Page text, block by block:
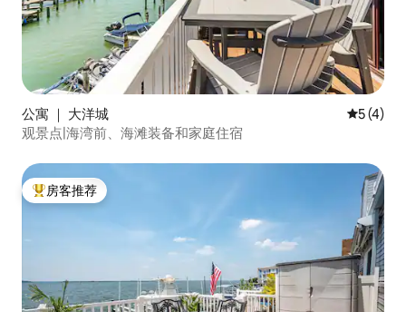
公寓 ｜ 大洋城 平均评分
5 (4)
观景点|海湾前、海滩装备和家庭住宿
热门「房客推荐」
房客推荐